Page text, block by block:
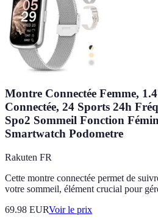
Montre Connectée Femme,
Connectée, 24 Sports 24h
Spo2 Sommeil Fonction
Smartwatch Podometre
Rakuten FR
Cette montre connectée permet de
votre sommeil, élément crucial pour
69.98 EURVoir le prix